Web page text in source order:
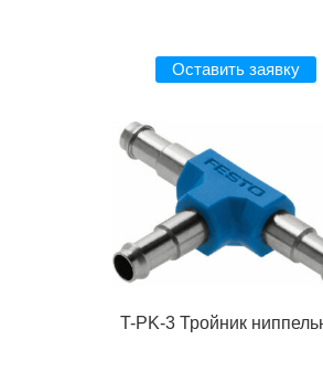
Оставить заявку
T-PK-3 Тройник